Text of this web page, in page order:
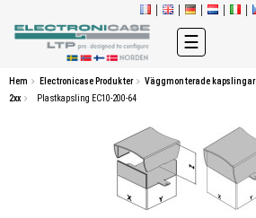
Toggle
navigation
☰
Hem Electronicase Produkter Väggmonterade kapslingar
2xx
Plastkapsling EC10-200-64